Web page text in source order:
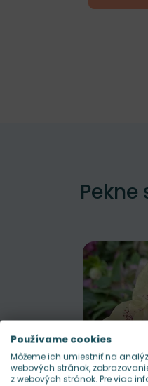
Používame cookies
Môžeme ich umiestniť na
webových stránok,
z webových stránok. Pre viac